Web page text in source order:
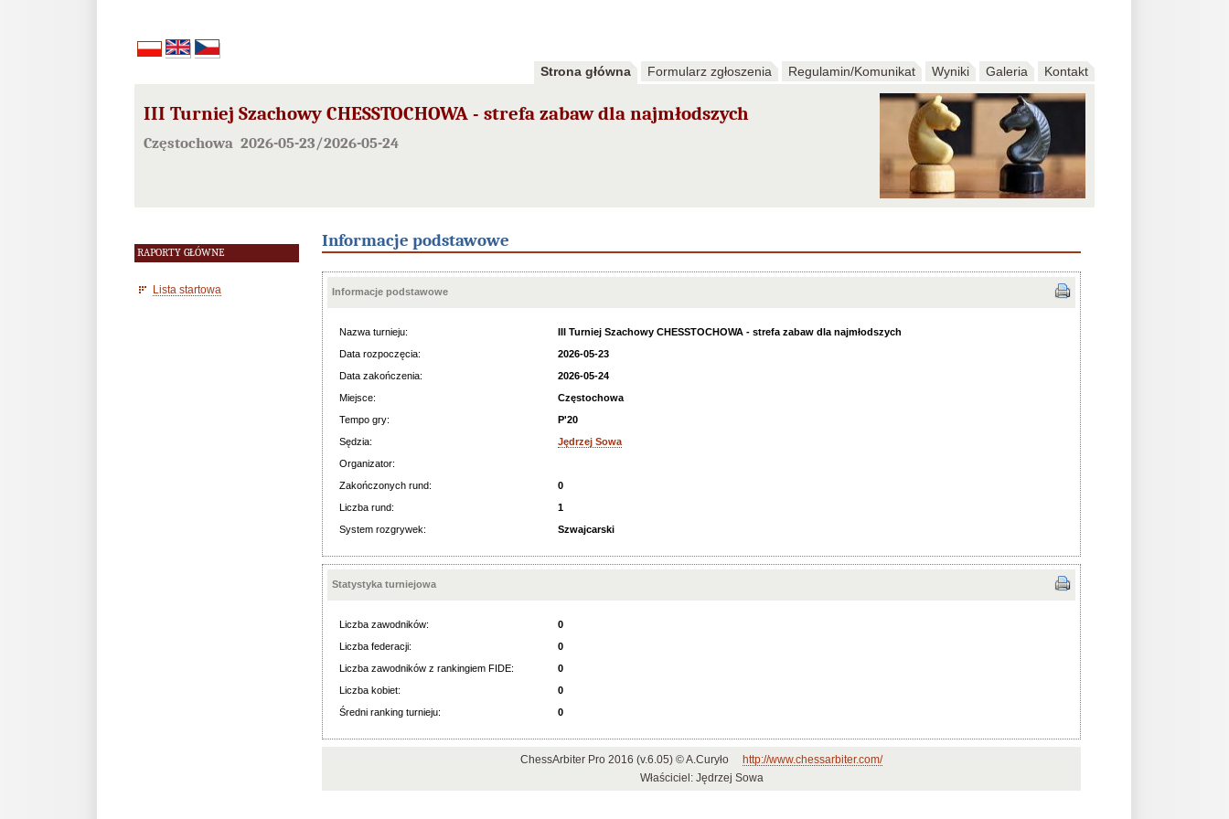
Strona główna Formularz zgłoszenia Regulamin/Komunikat Wyniki Galeria Kontakt
III Turniej Szachowy CHESSTOCHOWA - strefa zabaw dla najmłodszych
Częstochowa 2026-05-23/2026-05-24
RAPORTY GŁÓWNE
Lista startowa
Informacje podstawowe
Informacje podstawowe
Nazwa turnieju:
III Turniej Szachowy CHESSTOCHOWA - strefa zabaw dla najmłodszych
Data rozpoczęcia:
2026-05-23
Data zakończenia:
2026-05-24
Miejsce:
Częstochowa
Tempo gry:
P'20
Sędzia:
Jędrzej Sowa
Organizator:
Zakończonych rund:
0
Liczba rund:
1
System rozgrywek:
Szwajcarski
Statystyka turniejowa
Liczba zawodników:
0
Liczba federacji:
0
Liczba zawodników z rankingiem FIDE:
0
Liczba kobiet:
0
Średni ranking turnieju:
0
ChessArbiter Pro 2016 (v.6.05) © A.Curyło
http://www.chessarbiter.com/
Właściciel: Jędrzej Sowa